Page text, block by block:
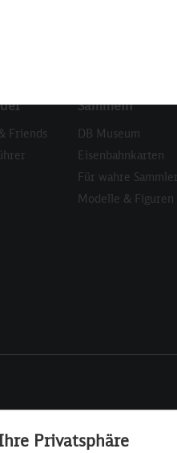
Friends
Sammeln
DB Museum
Eisenbahnkarten
Für wahre
Modelle & Figuren
Privatsphäre